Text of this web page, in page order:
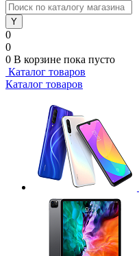
0
0
0 В корзине пока пусто
Каталог товаров
Каталог товаров